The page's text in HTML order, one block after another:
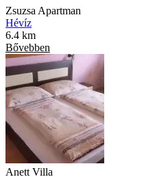
Zsuzsa Apartman
Hévíz
6.4 km
Bővebben
Anett Villa